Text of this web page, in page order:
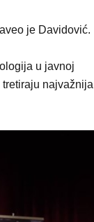
je Davidović.
u javnoj
tretiraju najvažnija